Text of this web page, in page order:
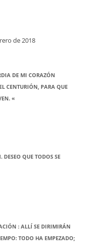
de 2018
DE MI CORAZÓN
CENTURIÓN, PARA QUE
«
QUE TODOS SE
: ALLÍ SE DIRIMIRÁN
TODO HA EMPEZADO;